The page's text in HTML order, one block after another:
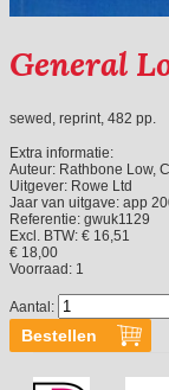
General
sewed, reprint, 482 pp.
Extra informatie:
Auteur: Rathbone Low,
Uitgever: Rowe Ltd
Jaar van uitgave: app
Referentie: gwuk1129
Excl. BTW: € 16,51
€ 18,00
Voorraad: 1
Aantal: